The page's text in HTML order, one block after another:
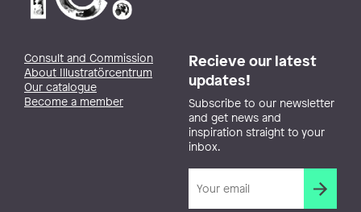
Consult and Commission
About Illustratörcentrum
Our catalogue
Become a member
Recieve our latest
updates!
Subscribe to our newsletter
and get news and
inspiration straight to your
inbox.